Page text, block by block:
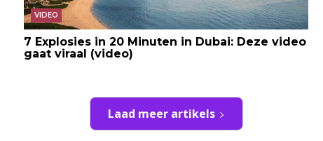
VIDEO
7 Explosies in 20 Minuten in Dubai: Deze video
gaat viraal (video)
Laad meer artikels